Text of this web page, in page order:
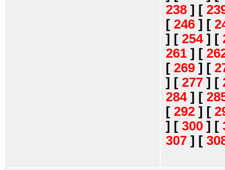
238 ] [
[ 246 ] [
] [ 254] [
261 ] [
[ 269 ] [
] [ 277 ] [
284] [
[ 292 ] [
] [ 300 ] [
307 ] [